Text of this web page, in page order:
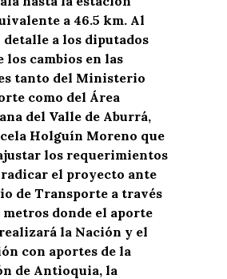
a 46.5 km. Al
a los diputados
los cambios en las
tanto del Ministerio
como del Área
del Valle de Aburrá,
Holguín Moreno que
los requerimientos
el proyecto ante
de Transporte a través
metros donde el aporte
la Nación y el
con aportes de la
de Antioquia, la